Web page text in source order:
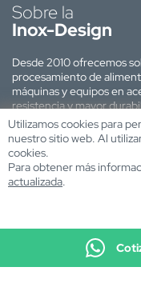
Sobre la
Inox-Design
Desde 2010 ofrecemos
procesamiento de
máquinas y equipos en
resistencia y mayor
Sitio web desarrollado
Utilizamos cookies para
nuestro sitio web. Al
cookies.
Para obtener más
actualizada.